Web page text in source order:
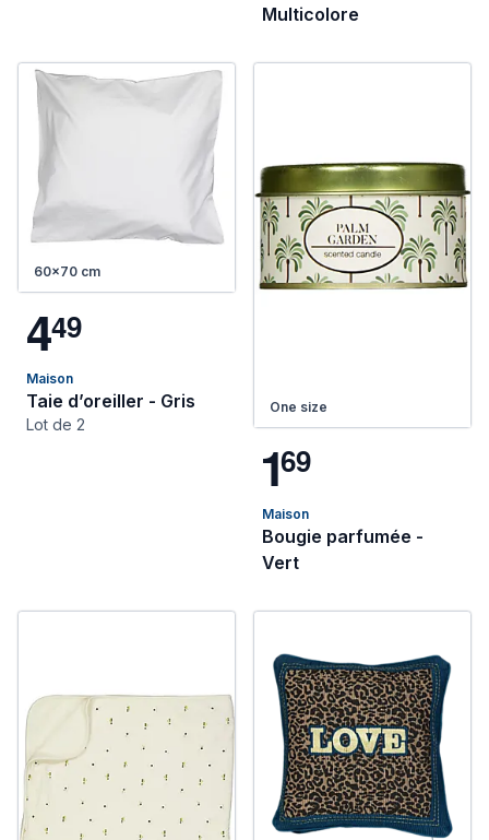
Multicolore
60x70 cm
449
Maison
Taie d’oreiller - Gris
Lot de 2
One size
169
Maison
Bougie parfumée -
Vert